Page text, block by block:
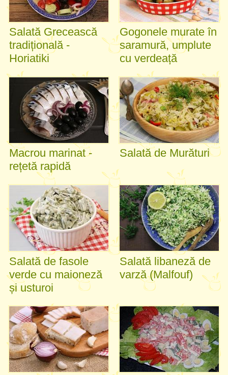
Salată Grecească
tradițională -
Horiatiki
Gogonele murate în
saramură, umplute
cu verdeață
Macrou marinat -
rețetă rapidă
Salată de Murături
Salată de fasole
verde cu maioneză
și usturoi
Salată libaneză de
varză (Malfouf)